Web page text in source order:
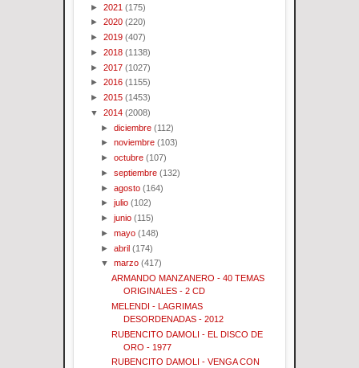
► 2021 (175)
► 2020 (220)
► 2019 (407)
► 2018 (1138)
► 2017 (1027)
► 2016 (1155)
► 2015 (1453)
▼ 2014 (2008)
►diciembre (112)
►noviembre (103)
►octubre (107)
►septiembre (132)
►agosto (164)
►julio (102)
►junio (115)
►mayo (148)
►abril (174)
▼marzo (417)
ARMANDO MANZANERO - 40 TEMAS
ORIGINALES - 2 CD
MELENDI - LAGRIMAS
DESORDENADAS - 2012
RUBENCITO DAMOLI - EL DISCO DE
ORO - 1977
RUBENCITO DAMOLI - VENGA CON